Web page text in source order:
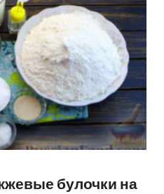
булочки на